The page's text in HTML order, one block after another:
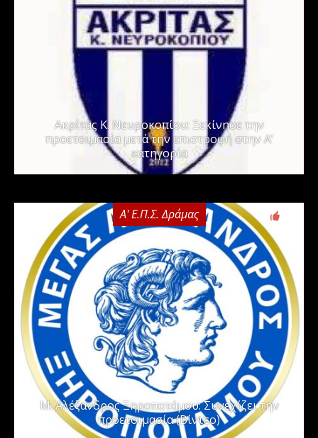
Ακρίτας Κ. Νευροκοπίου: Ξεκίνησε την
προετοιμασία μετά την επιστροφή στην Α’
κατηγορία
Α' Ε.Π.Σ. Δράμας
Μ. Αλέξανδρος Ξηροποτάμου: Συνεχίζει την
προετοιμασία (Βίντεο)